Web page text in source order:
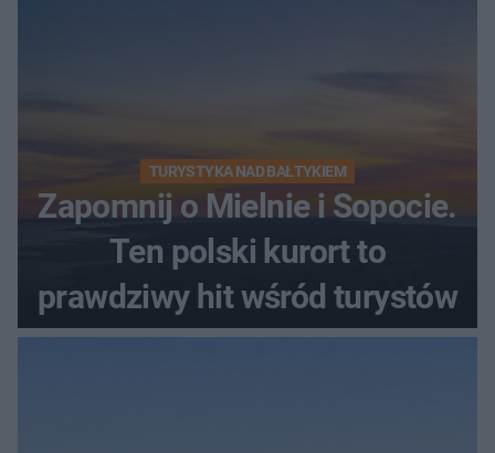
TURYSTYKA NAD BAŁTYKIEM
Zapomnij o Mielnie i Sopocie.
Ten polski kurort to
prawdziwy hit wśród turystów